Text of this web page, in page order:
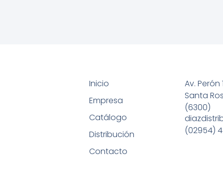
Inicio
Empresa
Catálogo
Distribución
Contacto
Av. Perón
Santa
(6300)
(02954)